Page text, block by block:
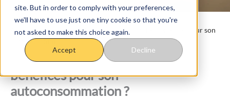
site. But in order to comply with your preferences,
we'll have to use just one tiny cookie so that you're
not asked to make this choice again.
Accept Decline
Accueil>Blog >Les éoliennes : Quels sont les bénéfices pour son
autoconsommation ?
Les éoliennes : Quels sont les
bénéfices pour son
autoconsommation ?